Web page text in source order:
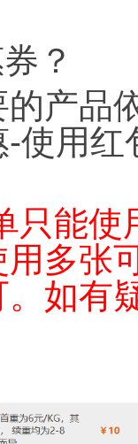
？
产品
使用
只能
多张
如有